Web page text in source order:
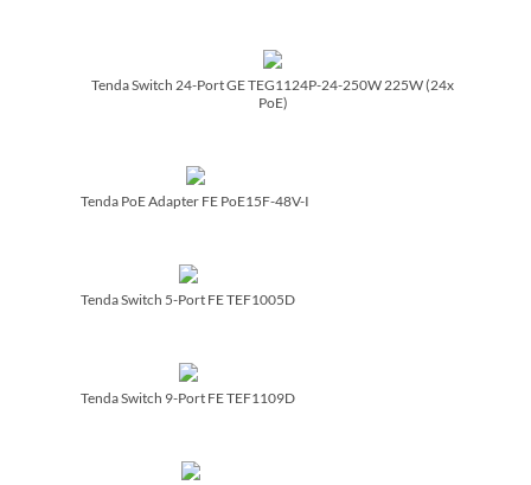
Tenda Switch 24-Port GE TEG1124P-24-250W 225W (24x
PoE)
Tenda PoE Adapter FE PoE15F-48V-I
Tenda Switch 5-Port FE TEF1005D
Tenda Switch 9-Port FE TEF1109D